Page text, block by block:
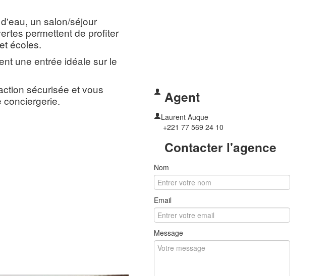
un salon/séjour
permettent de profiter
écoles.
une entrée idéale sur le
sécurisée et vous
conciergerie.
Agent
Laurent Auque
+221 77 569 24 10
Contacter l'agence
Nom
Email
Message